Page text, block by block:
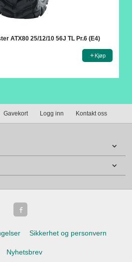
ATX80 25/12/10 56J TL Pr.6 (E4)
Kjøp
Gavekort Logg inn Kontakt oss
Sikkerhet og personvern
Nyhetsbrev